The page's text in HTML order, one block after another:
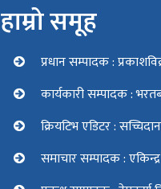
हाम्रो समूह
प्रधान सम्पादक :
कार्यकारी सम्पादक :
क्रियटिभ एडिटर :
समाचार सम्पादक :